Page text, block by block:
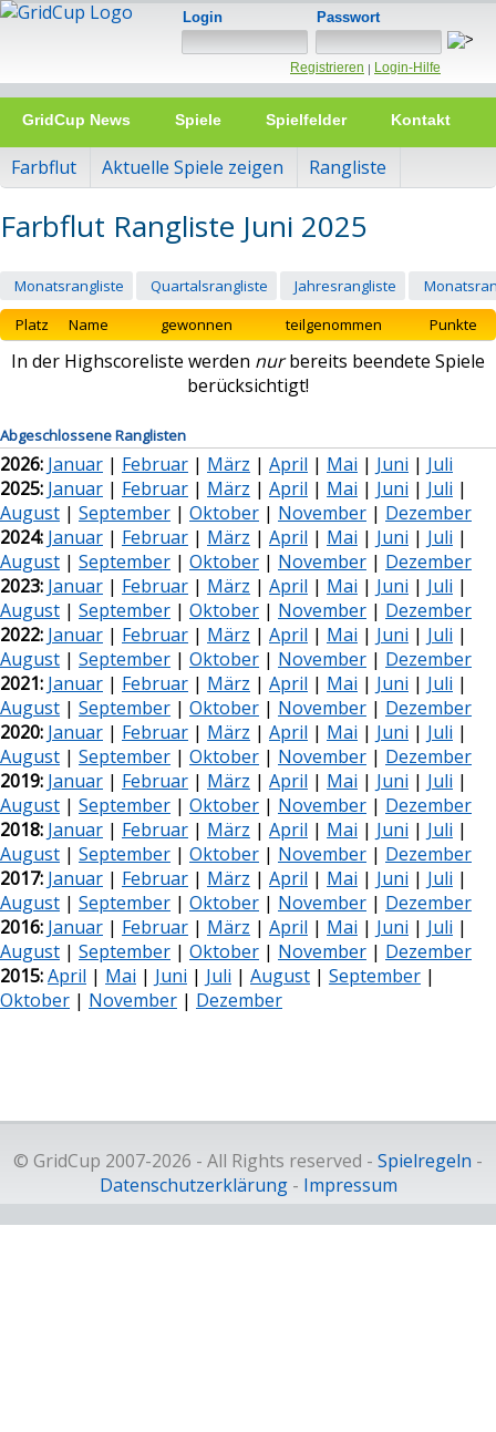
Login Passwort
Registrieren | Login-Hilfe
GridCup News Spiele Spielfelder Kontakt
Farbflut Aktuelle Spiele zeigen Rangliste
Farbflut Rangliste Juni 2025
Monatsrangliste Quartalsrangliste Jahresrangliste
Platz
Name gewonnen teilgenommen Punkte
In der Highscoreliste werden nurbereits beendete Spiele
berücksichtigt!
Abgeschlossene Ranglisten
2026: Januar | Februar | März | April | Mai | Juni | Juli
2025: Januar | Februar | März | April | Mai | Juni | Juli |
August | September | Oktober | November | Dezember
2024: Januar | Februar | März | April | Mai | Juni | Juli |
August | September | Oktober | November | Dezember
2023: Januar | Februar | März | April | Mai | Juni | Juli |
August | September | Oktober | November | Dezember
2022: Januar | Februar | März | April | Mai | Juni | Juli |
August | September | Oktober | November | Dezember
2021: Januar | Februar | März | April | Mai | Juni | Juli |
August | September | Oktober | November | Dezember
2020: Januar | Februar | März | April | Mai | Juni | Juli |
August | September | Oktober | November | Dezember
2019: Januar | Februar | März | April | Mai | Juni | Juli |
August | September | Oktober | November | Dezember
2018: Januar | Februar | März | April | Mai | Juni | Juli |
August | September | Oktober | November | Dezember
2017: Januar | Februar | März | April | Mai | Juni | Juli |
August | September | Oktober | November | Dezember
2016: Januar | Februar | März | April | Mai | Juni | Juli |
August | September | Oktober | November | Dezember
2015:April | Mai | Juni | Juli | August | September |
Oktober | November | Dezember
© GridCup 2007-2026 - All Rights reserved - Spielregeln -
Datenschutzerklärung- Impressum